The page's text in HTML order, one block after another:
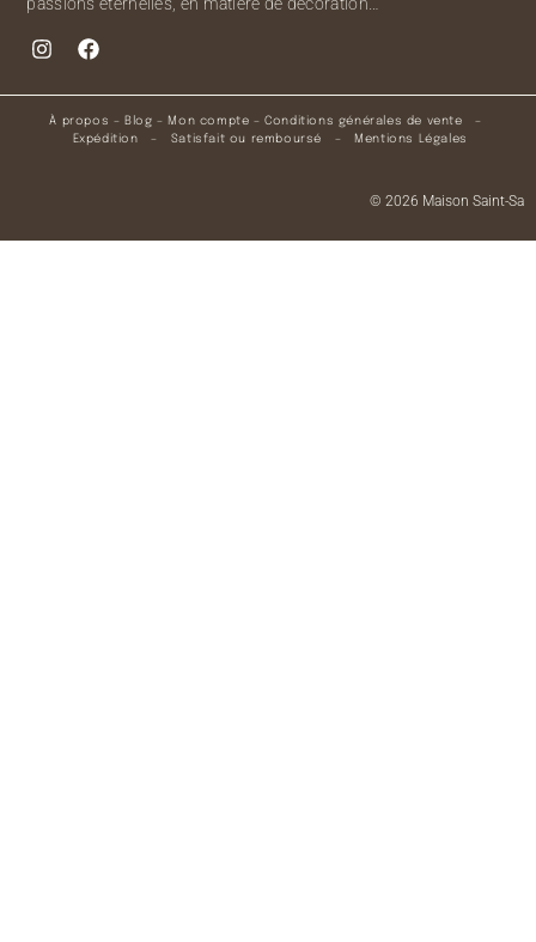
passions éternelles, en matière de décoration…
À propos – Blog – Mon compte –Conditions générales de vente –
Expédition – Satisfait ou remboursé – Mentions Légales
© 2026 Maison Saint-Sa